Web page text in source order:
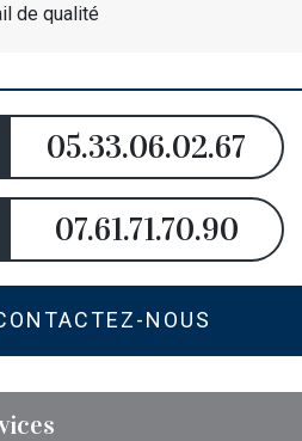
de qualité
05.33.06.02.67
07.61.71.70.90
NOUS